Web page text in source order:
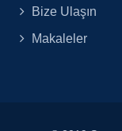
Bize Ulaşın
Makaleler